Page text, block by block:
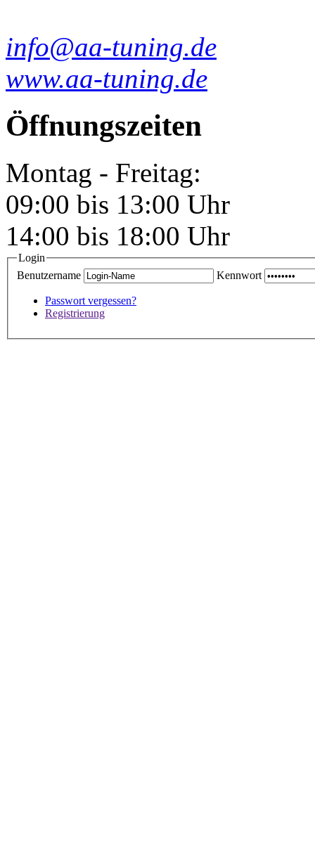
info@aa-tuning.de
www.aa-tuning.de
Öffnungszeiten
Montag - Freitag:
09:00 bis 13:00 Uhr
14:00 bis 18:00 Uhr
Login
Benutzername
Kennwort
Passwort vergessen?
Registrierung